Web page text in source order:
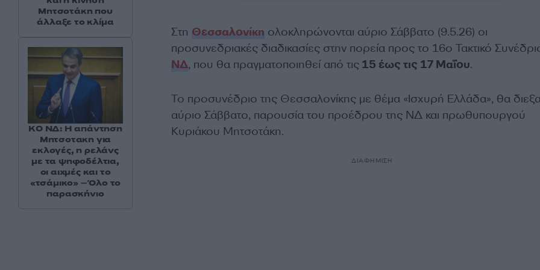
Στη Θεσσαλονίκη ολοκληρώνονται αύριο Σάββατο (9.5.26) οι
προσυνεδριακές διαδικασίες στην πορεία προς το 16ο Τακτικό
ΝΔ, που θα πραγματοποιηθεί από τις15 έως τις 17 Μαΐου.
Το προσυνέδριο της Θεσσαλονίκης με θέμα «Ισχυρή Ελλάδα», θα
αύριο Σάββατο, παρουσία του προέδρου της ΝΔ και πρωθυπουργού
Κυριάκου Μητσοτάκη.
ΔΙΑΦΗΜΙΣΗ
Μητσοτάκη που
άλλαξε το κλίμα
ΚΟ ΝΔ: Η απάντηση
Μητσοτακη για
εκλογές, η ρελάνς
με τα ψηφοδέλτια,
οι αιχμές και το
«τσάμικο» – Όλο το
παρασκήνιο